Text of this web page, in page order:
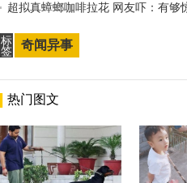
超拟真蟑螂咖啡拉花 网友吓：有够
标
签
奇闻异事
热门图文